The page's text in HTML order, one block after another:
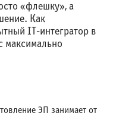
«флешку», а
Как
IT-интегратор в
максимально
ЭП занимает от